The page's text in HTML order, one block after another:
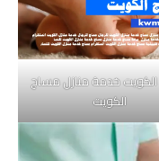
خدمة منازل مساج
الكويت